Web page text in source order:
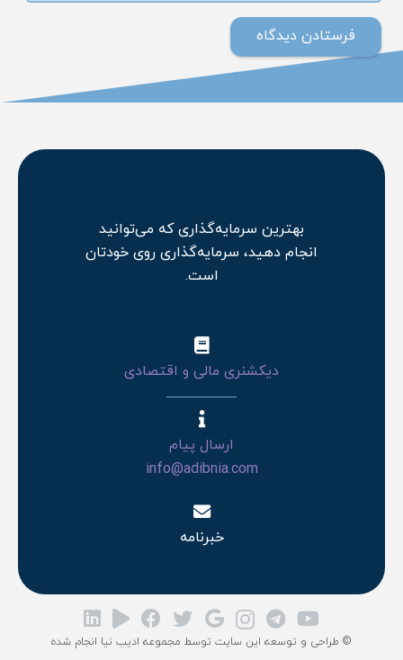
فرستادن دیدگاه
بهترین سرمایه‌گذاری که می‌توانید
انجام دهید، سرمایه‌گذاری روی خودتان
است.
دیکشنری مالی و اقتصادی
ارسال پیام
info@adibnia.com
خبرنامه
© طراحی و توسعه این سایت توسط مجموعه ادیب نیا انجام شده